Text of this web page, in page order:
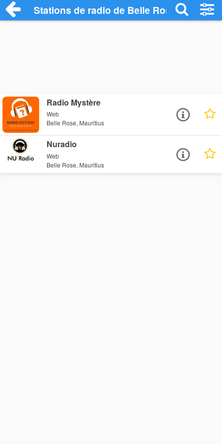
Stations de radio de Belle Rose
Radio Mystère
Web
Belle Rose, Mauritius
Nuradio
Web
Belle Rose, Mauritius